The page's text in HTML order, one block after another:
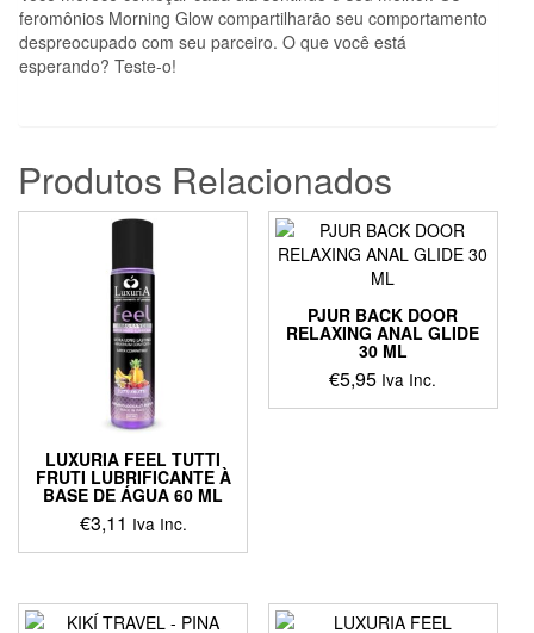
feromônios Morning Glow compartilharão seu comportamento
despreocupado com seu parceiro. O que você está
esperando? Teste-o!
Produtos Relacionados
LUXURIA FEEL TUTTI
FRUTI LUBRIFICANTE À
BASE DE ÁGUA 60 ML
€3,11 Iva Inc.
PJUR BACK DOOR
RELAXING ANAL GLIDE
30 ML
€5,95 Iva Inc.